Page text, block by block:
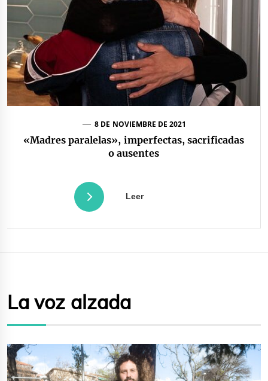
8 DE NOVIEMBRE DE 2021
«Madres paralelas», imperfectas, sacrificadas
o ausentes
Leer
La voz alzada